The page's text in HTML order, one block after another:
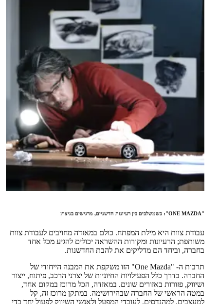
עבודת צוות היא מילת המפתח. כולם במאזדה מחויבים לעבודת צוות
משותפת; הרעיונות ומקורות ההשראה יכולים להגיע מכל אחד
בחברה, וביחד הם מדליקים את להבת החדשנות.
תרבות ה- "One Mazda" הזו משקפת את המבנה הייחודי של
החברה. בדרך כלל הפעילויות החיוניות של יצרני הרכב, פיתוח, ייצור
ושיווק, פזורות באזורים שונים. במאזדה, הכל מרוכז במקום אחד,
במטה הראשי של החברה שבהירושימה. במתקן מרוכז זה, קל
למעצבים, למהנדסים, לעובדי המפעל ולאנשי השיווק לפעול יחד כדי